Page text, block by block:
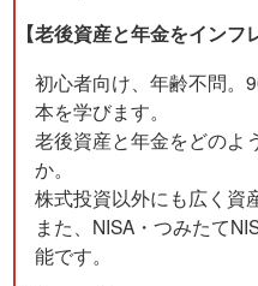
【⽼後資産と年⾦をインフ
初心者向け、年齢不問。
本を学びます。
⽼後資産と年⾦をどのよ
か。
株式投資以外にも広く資
また、NISA・つみたて
能です。